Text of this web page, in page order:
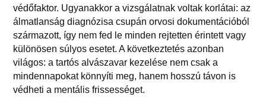
védőfaktor. Ugyanakkor a vizsgálatnak voltak korlátai: az
álmatlanság diagnózisa csupán orvosi dokumentációból
származott, így nem fed le minden rejtetten érintett vagy
különösen súlyos esetet. A következtetés azonban
világos: a tartós alvászavar kezelése nem csak a
mindennapokat könnyíti meg, hanem hosszú távon is
védheti a mentális frissességet.